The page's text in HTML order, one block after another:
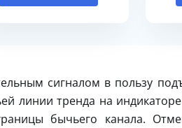
сигналом в пользу
линии тренда на
бычьего канала.